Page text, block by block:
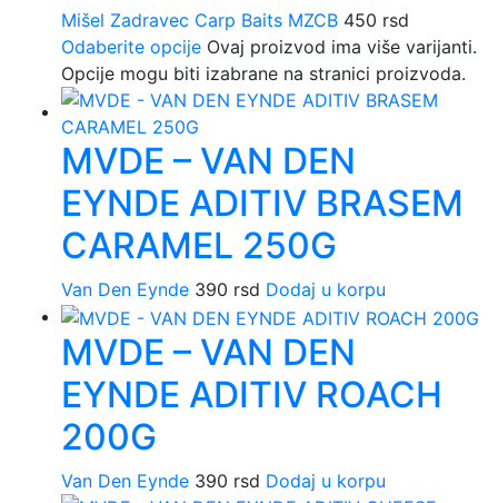
Mišel Zadravec Carp Baits MZCB 450 rsd
Odaberite opcije Ovaj proizvod ima više varijanti.
Opcije mogu biti izabrane na stranici proizvoda.
MVDE – VAN DEN
EYNDE ADITIV BRASEM
CARAMEL 250G
Van Den Eynde 390 rsd Dodaj u korpu
MVDE – VAN DEN
EYNDE ADITIV ROACH
200G
Van Den Eynde 390 rsd Dodaj u korpu